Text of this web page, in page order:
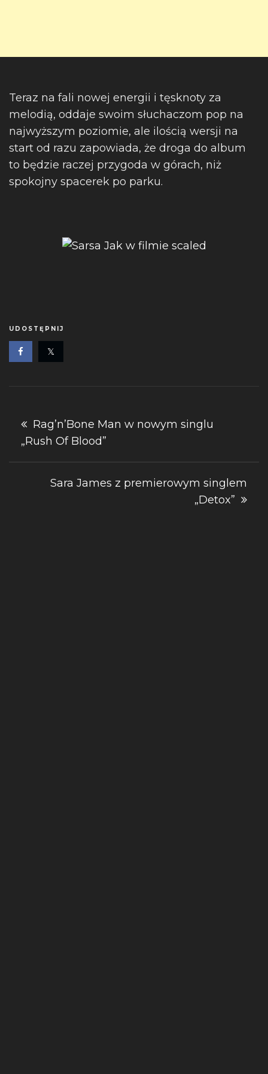
Teraz na fali nowej energii i tęsknoty za
melodią, oddaje swoim słuchaczom pop na
najwyższym poziomie, ale ilością wersji na
start od razu zapowiada, że droga do album
to będzie raczej przygoda w górach, niż
spokojny spacerek po parku.
UDOSTĘPNIJ
Nawigacja
wpisu
Rag’n’Bone Man w nowym singlu
„Rush Of Blood”
Sara James z premierowym singlem
„Detox”